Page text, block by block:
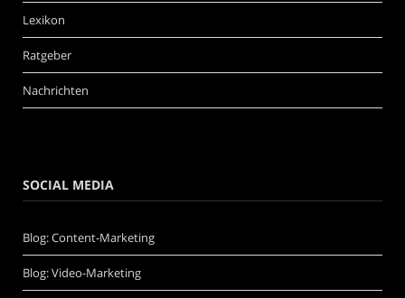
Lexikon
Ratgeber
Nachrichten
SOCIAL MEDIA
Blog: Content-Marketing
Blog: Video-Marketing